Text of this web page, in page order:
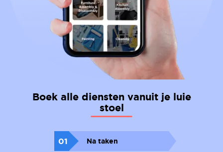
Boek alle diensten vanuit je luie
stoel
01 Na taken